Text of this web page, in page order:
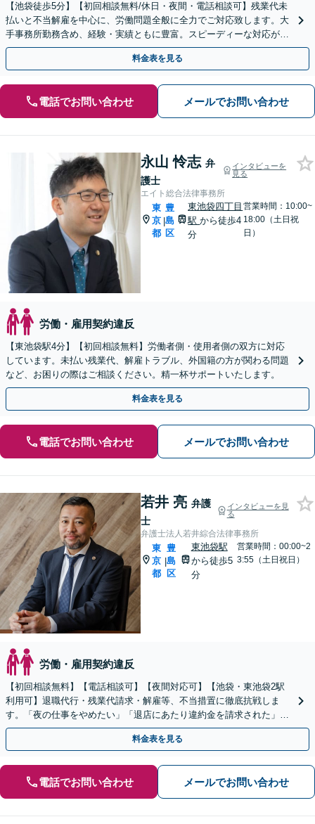
【池袋徒歩5分】【初回相談無料/休日・夜間・電話相談可】残業代未
払いと不当解雇を中心に、労働問題全般に全力でご対応致します。大
手事務所勤務含め、経験・実績ともに豊富。スピーディーな対応が信
条で、早期解決。【弁護士は頼りになると言われたい】
料金表を見る
電話でお問い合わせ メールでお問い合わせ
永山 怜志 弁
護士
インタビューを
見る
エイト総合法律事務所
東
京
都
|
豊
島
区
東池袋四丁目
駅から徒歩4
分
営業時間：10:00~
18:00（土日祝
日）
労働・雇用契約違反
【東池袋駅4分】【初回相談無料】労働者側・使用者側の双方に対応
しています。未払い残業代、解雇トラブル、外国籍の方が関わる問題
など、お困りの際はご相談ください。精一杯サポートいたします。
料金表を見る
電話でお問い合わせ メールでお問い合わせ
若井 亮 弁護
士
インタビューを見
る
弁護士法人若井綜合法律事務所
東
京
都
|
豊
島
区
東池袋駅
から徒歩5
分
営業時間：00:00~2
3:55（土日祝日）
労働・雇用契約違反
【初回相談無料】【電話相談可】【夜間対応可】【池袋・東池袋2駅
利用可】退職代行・残業代請求・解雇等、不当措置に徹底抗戦しま
す。「夜の仕事をやめたい」「退店にあたり違約金を請求された」等
もご相談ください。相手が誰であっても毅然と対応します。
料金表を見る
電話でお問い合わせ メールでお問い合わせ